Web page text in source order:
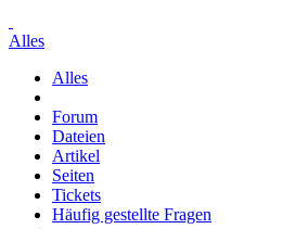
Alles
Alles
Forum
Dateien
Artikel
Seiten
Tickets
Häufig gestellte Fragen